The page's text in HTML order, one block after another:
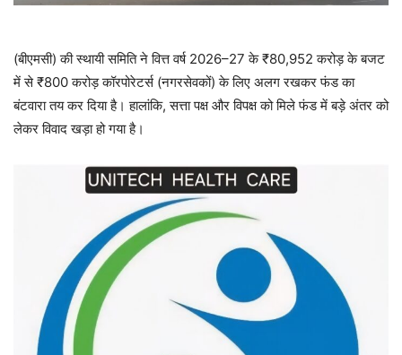
(बीएमसी) की स्थायी समिति ने वित्त वर्ष 2026–27 के ₹80,952 करोड़ के बजट
में से ₹800 करोड़ कॉरपोरेटर्स (नगरसेवकों) के लिए अलग रखकर फंड का
बंटवारा तय कर दिया है। हालांकि, सत्ता पक्ष और विपक्ष को मिले फंड में बड़े अंतर को
लेकर विवाद खड़ा हो गया है।